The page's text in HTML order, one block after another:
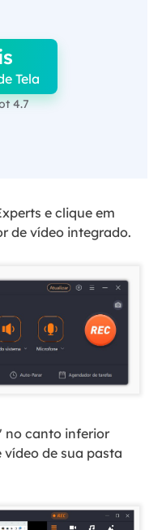
Tela
4.7
e clique em
de vídeo integrado.
canto inferior
de sua pasta